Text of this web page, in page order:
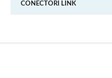
CONECTORI LINK